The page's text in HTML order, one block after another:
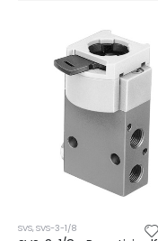
SVS,SVS-3-1/8